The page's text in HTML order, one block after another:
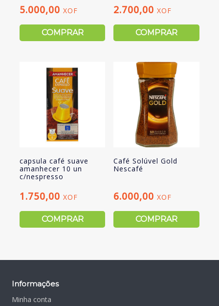
5.000,00 XOF
COMPRAR
2.700,00XOF
COMPRAR
capsula café suave
amanhecer 10 un
c/nespresso
1.750,00 XOF
COMPRAR
Café Solúvel Gold
Nescafé
6.000,00XOF
COMPRAR
Informações
Minha conta